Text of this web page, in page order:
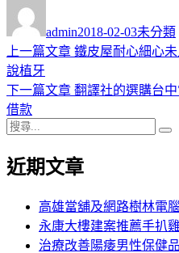
者
admin佈
日
2018-02-03類
未分類
文
章
導
覽
上一篇文章 上
篇
鐵皮屋耐心細心
說植牙
下一篇文章 下
章:
翻譯社的選購台
借款
搜
關
近期文章
高雄當舖及網路樹林電
永康大樓建案推薦手扒
治療改善陽痿男性保健